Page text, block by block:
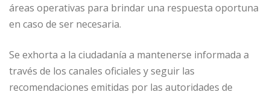
áreas operativas para brindar una respuesta oportuna
en caso de ser necesaria.
Se exhorta a la ciudadanía a mantenerse informada a
través de los canales oficiales y seguir las
recomendaciones emitidas por las autoridades de